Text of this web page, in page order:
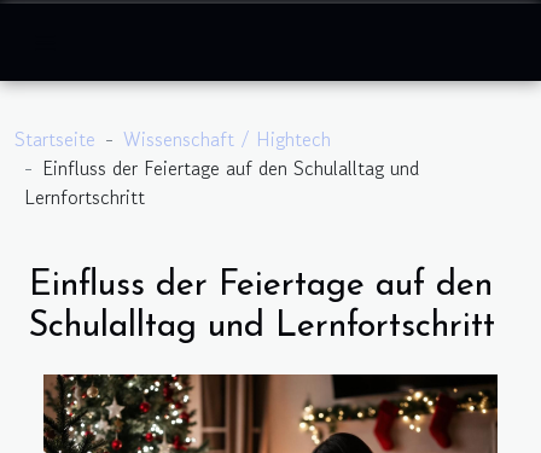
Startseite
Wissenschaft / Hightech
Einfluss der Feiertage auf den Schulalltag und
Lernfortschritt
Einfluss der Feiertage auf den
Schulalltag und Lernfortschritt